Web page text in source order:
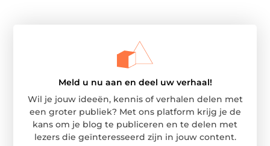
Meld u nu aan en deel uw verhaal!
Wil je jouw ideeën, kennis of verhalen delen met
een groter publiek? Met ons platform krijg je de
kans om je blog te publiceren en te delen met
lezers die geïnteresseerd zijn in jouw content.